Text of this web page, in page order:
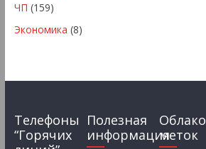
ЧП (159)
Экономика (8)
Телефоны
“Горячих
Полезная
информация
Облако
меток